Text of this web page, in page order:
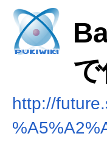
http://